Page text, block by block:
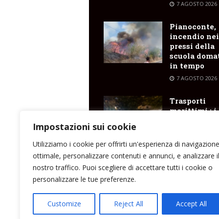
Impostazioni sui cookie
Utilizziamo i cookie per offrirti un'esperienza di navigazione
ottimale, personalizzare contenuti e annunci, e analizzare il
nostro traffico. Puoi scegliere di accettare tutti i cookie o
personalizzare le tue preferenze.
Customize Reject All Accept All
7 AGOSTO 2026
Pianoconte,
incendio nei
pressi della
scuola
in tempo
7 AGOSTO 2026
Trasporti
marittimi : i
la
degli aumenti
tariffari
7 AGOSTO 2026